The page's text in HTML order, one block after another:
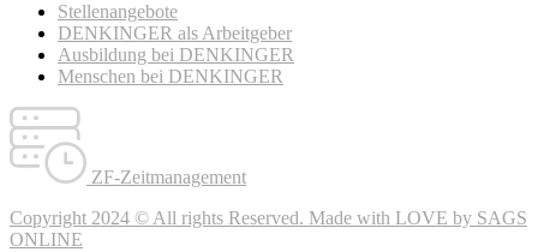
Stellenangebote
DENKINGER als Arbeitgeber
Ausbildung bei DENKINGER
Menschen bei DENKINGER
ZF-Zeitmanagement
Copyright 2024 © All rights Reserved. Made with LOVE by SAGS
ONLINE